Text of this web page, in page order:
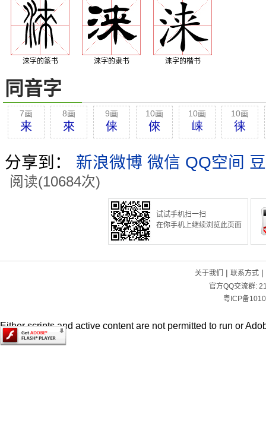
涞字的篆书 涞字的隶书 涞字的楷书
同音字
7画
来
8画
來
9画
俫
10画
倈
10画
崃
10画
徕
分享到： 新浪微博 微信 QQ空间
阅读(10684次)
试试手机扫一扫
在你手机上继续浏览此页面
关于我们 | 联系方式|
官方QQ交流群:
粤ICP备
Either scripts and active content are not permitted to run or